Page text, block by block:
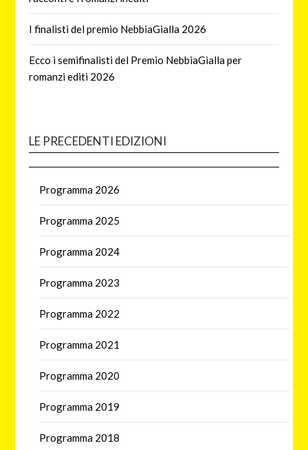
I finalisti del premio NebbiaGialla 2026
Ecco i semifinalisti del Premio NebbiaGialla per
romanzi editi 2026
LE PRECEDENTI EDIZIONI
Programma 2026
Programma 2025
Programma 2024
Programma 2023
Programma 2022
Programma 2021
Programma 2020
Programma 2019
Programma 2018